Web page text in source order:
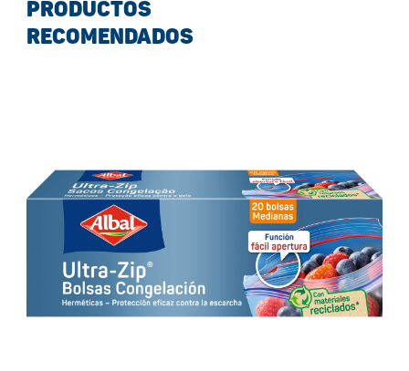
PRODUCTOS
RECOMENDADOS